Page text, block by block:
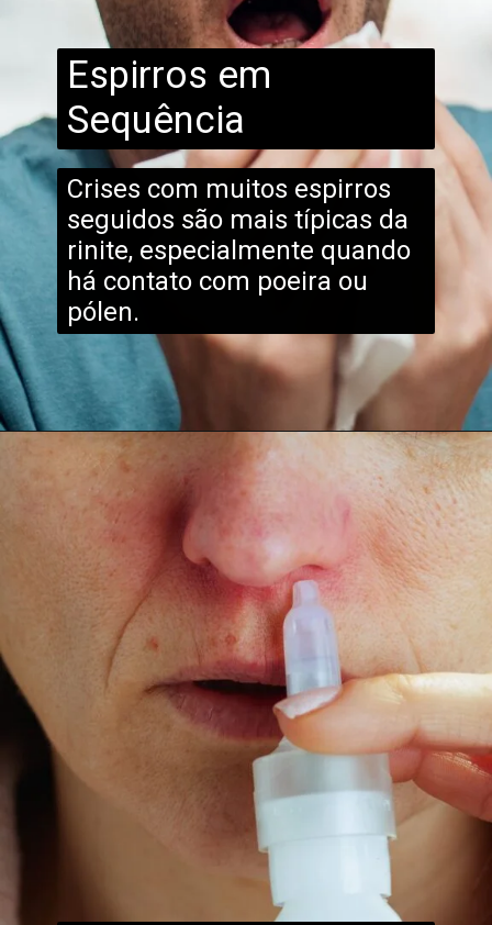
Crises com muitos espirros
seguidos são mais típicas da
rinite, especialmente quando
há contato com poeira ou
pólen.
Espirros em
Sequência